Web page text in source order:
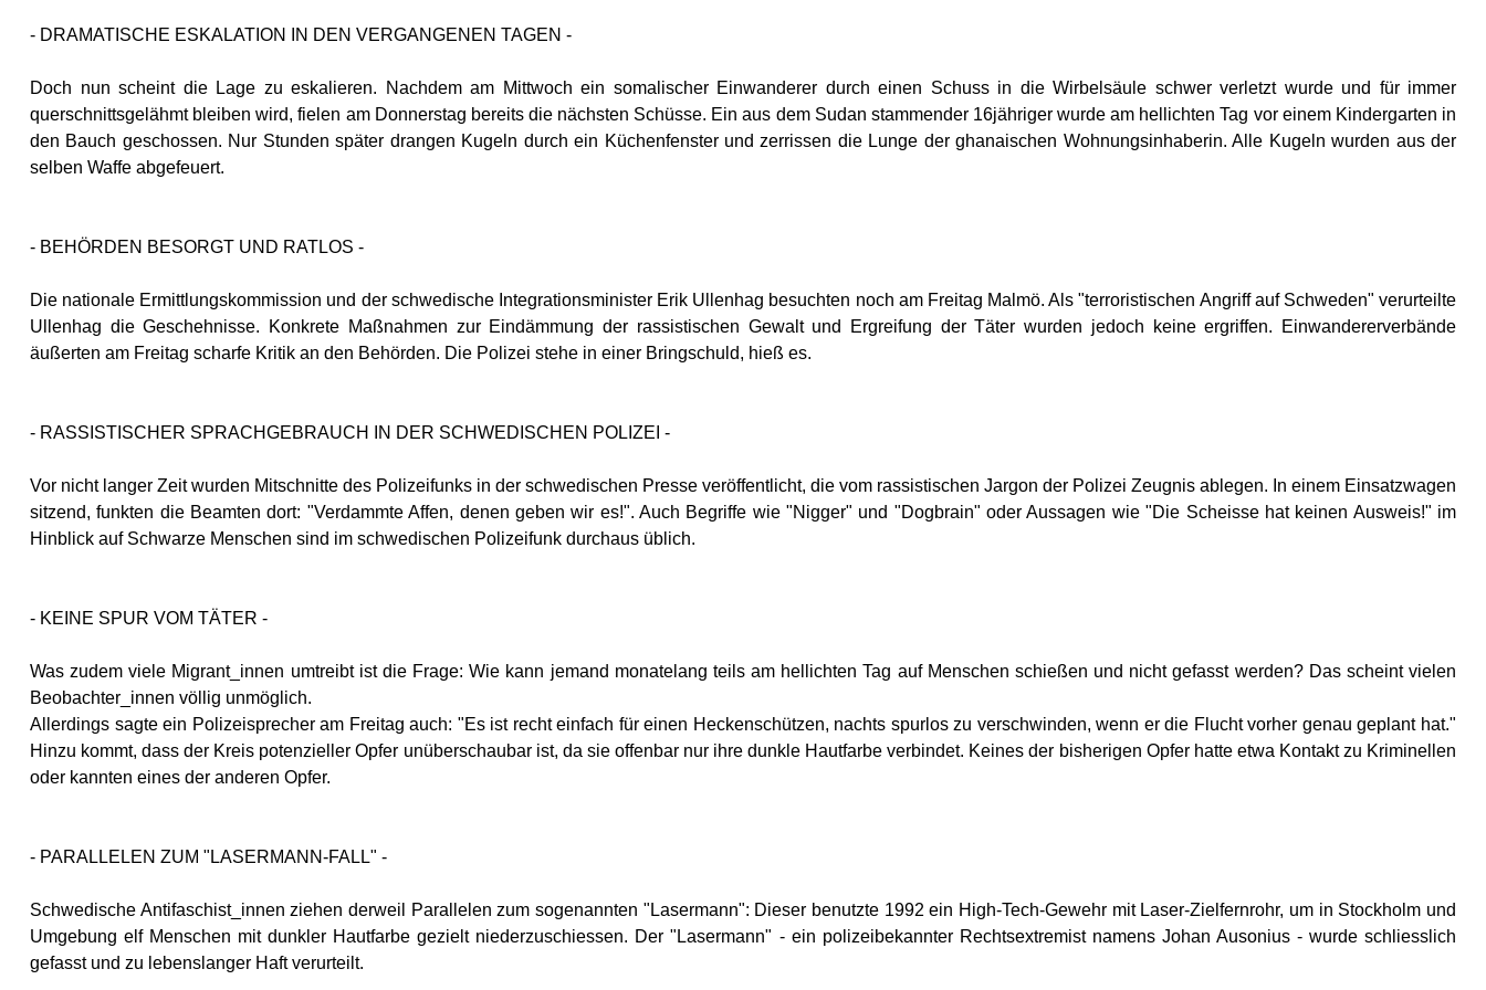
- DRAMATISCHE ESKALATION IN DEN VERGANGENEN TAGEN -
Doch nun scheint die Lage zu eskalieren. Nachdem am Mittwoch ein somalischer Einwanderer durch einen Schuss in die Wirbelsäule schwer verletzt wurde und für immer
querschnittsgelähmt bleiben wird, fielen am Donnerstag bereits die nächsten Schüsse. Ein aus dem Sudan stammender 16jähriger wurde am hellichten Tag vor einem Kindergarten in
den Bauch geschossen. Nur Stunden später drangen Kugeln durch ein Küchenfenster und zerrissen die Lunge der ghanaischen Wohnungsinhaberin. Alle Kugeln wurden aus der
selben Waffe abgefeuert.
- BEHÖRDEN BESORGT UND RATLOS -
Die nationale Ermittlungskommission und der schwedische Integrationsminister Erik Ullenhag besuchten noch am Freitag Malmö. Als "terroristischen Angriff auf Schweden" verurteilte
Ullenhag die Geschehnisse. Konkrete Maßnahmen zur Eindämmung der rassistischen Gewalt und Ergreifung der Täter wurden jedoch keine ergriffen. Einwandererverbände
äußerten am Freitag scharfe Kritik an den Behörden. Die Polizei stehe in einer Bringschuld, hieß es.
- RASSISTISCHER SPRACHGEBRAUCH IN DER SCHWEDISCHEN POLIZEI -
Vor nicht langer Zeit wurden Mitschnitte des Polizeifunks in der schwedischen Presse veröffentlicht, die vom rassistischen Jargon der Polizei Zeugnis ablegen. In einem Einsatzwagen
sitzend, funkten die Beamten dort: "Verdammte Affen, denen geben wir es!". Auch Begriffe wie "Nigger" und "Dogbrain" oder Aussagen wie "Die Scheisse hat keinen Ausweis!" im
Hinblick auf Schwarze Menschen sind im schwedischen Polizeifunk durchaus üblich.
- KEINE SPUR VOM TÄTER -
Was zudem viele Migrant_innen umtreibt ist die Frage: Wie kann jemand monatelang teils am hellichten Tag auf Menschen schießen und nicht gefasst werden? Das scheint vielen
Beobachter_innen völlig unmöglich.
Allerdings sagte ein Polizeisprecher am Freitag auch: "Es ist recht einfach für einen Heckenschützen, nachts spurlos zu verschwinden, wenn er die Flucht vorher genau geplant hat."
Hinzu kommt, dass der Kreis potenzieller Opfer unüberschaubar ist, da sie offenbar nur ihre dunkle Hautfarbe verbindet. Keines der bisherigen Opfer hatte etwa Kontakt zu Kriminellen
oder kannten eines der anderen Opfer.
- PARALLELEN ZUM "LASERMANN-FALL" -
Schwedische Antifaschist_innen ziehen derweil Parallelen zum sogenannten "Lasermann": Dieser benutzte 1992 ein High-Tech-Gewehr mit Laser-Zielfernrohr, um in Stockholm und
Umgebung elf Menschen mit dunkler Hautfarbe gezielt niederzuschiessen. Der "Lasermann" - ein polizeibekannter Rechtsextremist namens Johan Ausonius - wurde schliesslich
gefasst und zu lebenslanger Haft verurteilt.